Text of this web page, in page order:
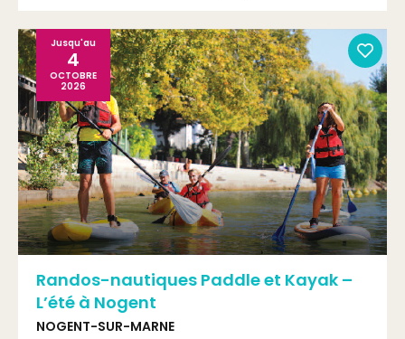
Jusqu'au
4
OCTOBRE
2026
Randos-nautiques Paddle et Kayak –
L’été à Nogent
NOGENT-SUR-MARNE